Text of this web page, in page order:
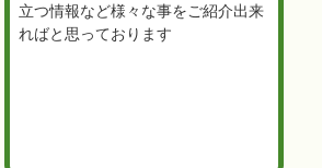
立つ情報など様々な事をご紹介出来
ればと思っております